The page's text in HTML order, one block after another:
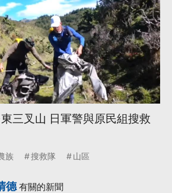
三叉山 日軍警與原民組搜救
族 搜救隊 山區
德有關的新聞